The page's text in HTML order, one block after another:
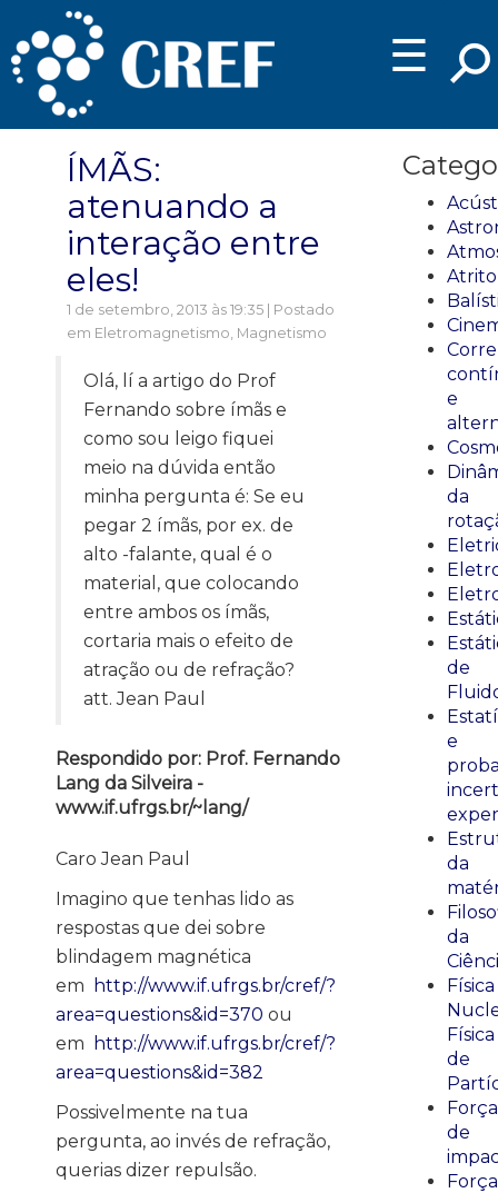
☰
ÍMÃS:
atenuando a
interação entre
eles!
1 de setembro, 2013 às 19:35 | Postado
em Eletromagnetismo, Magnetismo
Olá, lí a artigo do Prof
Fernando sobre ímãs e
como sou leigo fiquei
meio na dúvida então
minha pergunta é: Se eu
pegar 2 ímãs, por ex. de
alto -falante, qual é o
material, que colocando
entre ambos os ímãs,
cortaria mais o efeito de
atração ou de refração?
att. Jean Paul
Respondido por: Prof. Fernando
Lang da Silveira -
www.if.ufrgs.br/~lang/
Caro Jean Paul
Imagino que tenhas lido as
respostas que dei sobre
blindagem magnética
em
http://www.if.ufrgs.br/cref/?
area=questions&id=370 ou
em
http://www.if.ufrgs.br/cref/?
area=questions&id=382
Possivelmente na tua
pergunta, ao invés de refração,
querias dizer repulsão.
Atrito
e
da
de
e
da
da
Física
Física
de
Força
de